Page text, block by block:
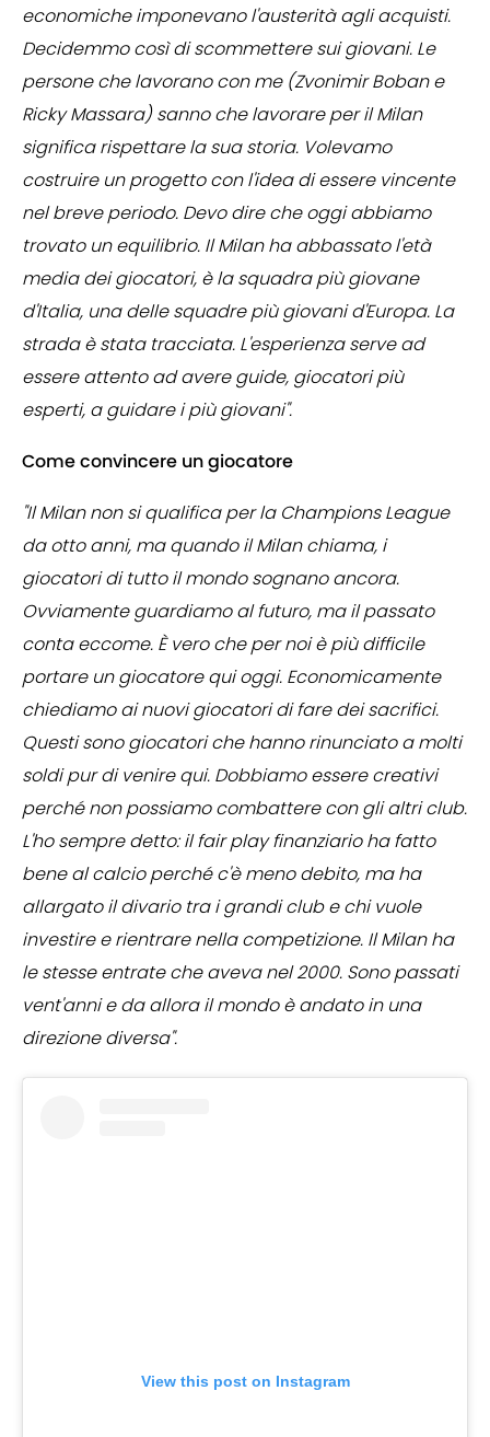
economiche imponevano l'austerità agli acquisti.
Decidemmo così di scommettere sui giovani. Le
persone che lavorano con me (Zvonimir Boban e
Ricky Massara) sanno che lavorare per il Milan
significa rispettare la sua storia. Volevamo
costruire un progetto con l'idea di essere vincente
nel breve periodo. Devo dire che oggi abbiamo
trovato un equilibrio. Il Milan ha abbassato l'età
media dei giocatori, è la squadra più giovane
d'Italia, una delle squadre più giovani d'Europa. La
strada è stata tracciata. L'esperienza serve ad
essere attento ad avere guide, giocatori più
esperti, a guidare i più giovani".
Come convincere un giocatore
"Il Milan non si qualifica per la Champions League
da otto anni, ma quando il Milan chiama, i
giocatori di tutto il mondo sognano ancora.
Ovviamente guardiamo al futuro, ma il passato
conta eccome. È vero che per noi è più difficile
portare un giocatore qui oggi. Economicamente
chiediamo ai nuovi giocatori di fare dei sacrifici.
Questi sono giocatori che hanno rinunciato a molti
soldi pur di venire qui. Dobbiamo essere creativi
perché non possiamo combattere con gli altri club.
L'ho sempre detto: il fair play finanziario ha fatto
bene al calcio perché c'è meno debito, ma ha
allargato il divario tra i grandi club e chi vuole
investire e rientrare nella competizione. Il Milan ha
le stesse entrate che aveva nel 2000. Sono passati
vent'anni e da allora il mondo è andato in una
direzione diversa".
View this post on Instagram